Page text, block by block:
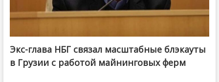
Экс-глава НБГ связал масштабные блэкауты
в Грузии с работой майнинговых ферм